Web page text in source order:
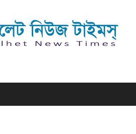
টাইমস্ | Sylhet